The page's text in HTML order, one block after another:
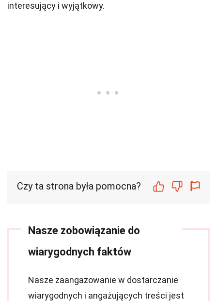
interesujący i wyjątkowy.
Czy ta strona była pomocna?
Nasze zobowiązanie do
wiarygodnych faktów
Nasze zaangażowanie w dostarczanie
wiarygodnych i angażujących treści jest